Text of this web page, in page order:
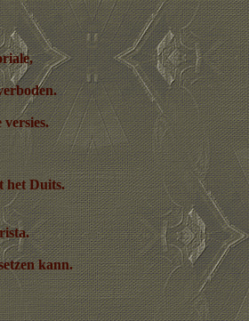
het Duits.
kann.